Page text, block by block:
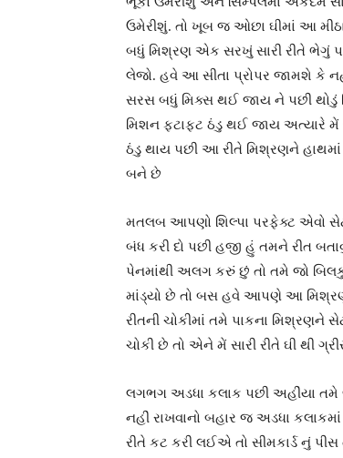
ઉમેરીશું. તો ખૂબ જ ઓછા ઘીમાં આ
બધું મિશ્રણ એક સરખું સારી રીતે ભેગું
લેજો. હવે આ સીતા પ્રોપર જામશે કે
સરસ બધું મિક્સ થઈ જાય ને પછી થોડું
મિશન ફટાફટ ઠંડુ થઈ જાય અત્યારે
ઠંડુ થાય પછી આ રીતે મિશ્રણને
બને છે
મતલબ આપણો શિલ્પા પરફેક્ટ એવો
બંધ કરી દો પછી હજી હું તમને રીત
પેનમાંથી અલગ કરું છું તો તમે જો
માંડ્યો છે તો બસ હવે આપણે આ
રીતની ચોકીમાં તમે પાકના મિશ્રણને
ચોકી છે તો એને મેં સારી રીતે ઘી થી
લગભગ અડધા કલાક પછી અહીંયા
નહીં રાખવાનો બહાર જ અડધા
રીતે કટ કરી લઈએ તો સીમકાર્ડ નું